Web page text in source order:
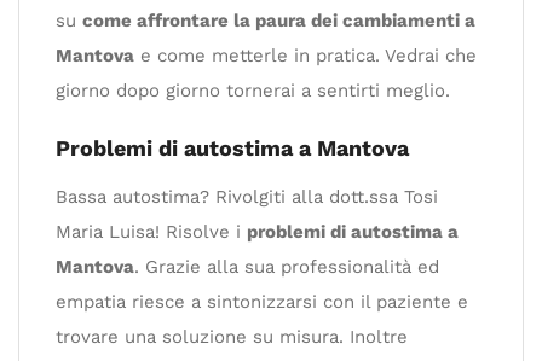
su come affrontare la paura dei cambiamenti a
Mantova e come metterle in pratica. Vedrai che
giorno dopo giorno tornerai a sentirti meglio.
Problemi di autostima a Mantova
Bassa autostima? Rivolgiti alla dott.ssa Tosi
Maria Luisa! Risolve i problemi di autostima a
Mantova. Grazie alla sua professionalità ed
empatia riesce a sintonizzarsi con il paziente e
trovare una soluzione su misura. Inoltre